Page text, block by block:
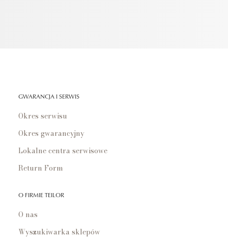
GWARANCJA I SERWIS
Okres serwisu
Okres gwarancyjny
Lokalne centra serwisowe
Return Form
O FIRMIE TEILOR
O nas
Wyszukiwarka sklepów